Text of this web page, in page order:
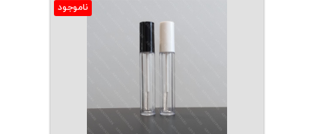
ناموجود